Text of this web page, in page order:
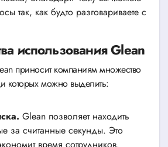
так, как будто разговариваете с
использования Glean
приносит компаниям множество
которых можно выделить:
Glean позволяет находить
за считанные секунды. Это